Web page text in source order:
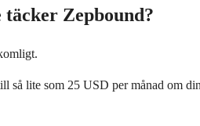
Zepbound?
lite som 25 USD per månad om